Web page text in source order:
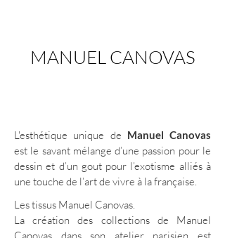
MANUEL CANOVAS
L'esthétique unique de Manuel Canovas
est le savant mélange d’une passion pour le
dessin et d’un gout pour l’exotisme alliés à
une touche de l’art de vivre à la française.
Les tissus Manuel Canovas.
La création des collections de Manuel